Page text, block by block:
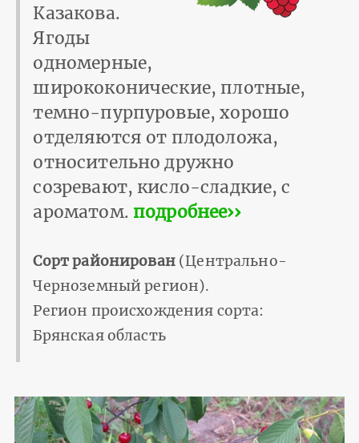
Казакова.
Ягоды
одномерные,
ширококонические, плотные,
темно-пурпуровые, хорошо
отделяются от плодоложа,
относительно дружно
созревают, кисло-сладкие, с
ароматом. подробнее››
Сорт районирован(Центрально-
Черноземный регион).
Регион происхождения сорта:
Брянская область